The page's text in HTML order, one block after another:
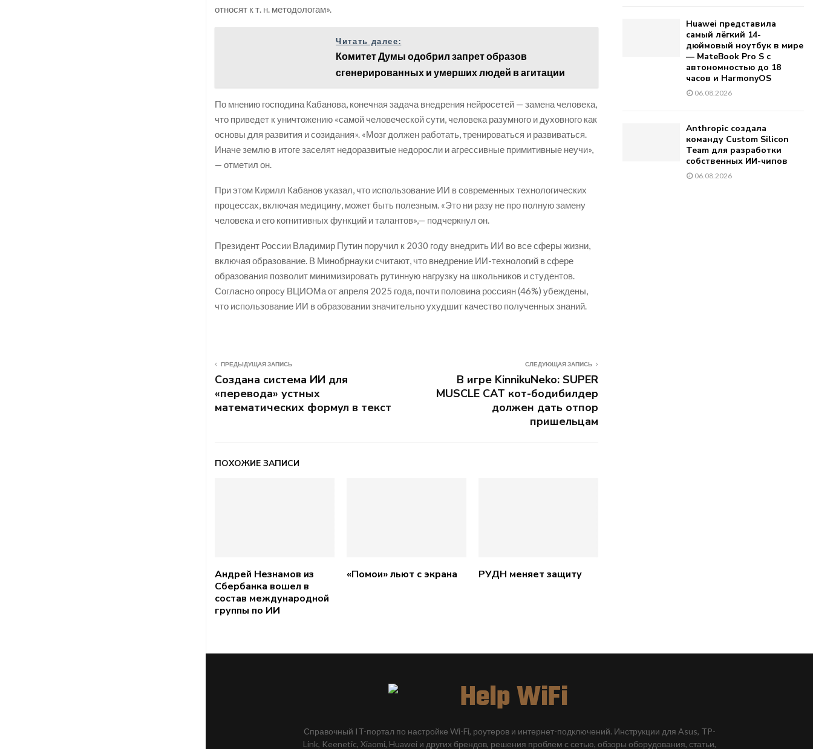
относят к т. н. методологам».
Читать далее:
Комитет Думы одобрил запрет образов
сгенерированных и умерших людей в агитации
По мнению господина Кабанова, конечная задача внедрения нейросетей — замена человека,
что приведет к уничтожению «самой человеческой сути, человека разумного и духовного как
основы для развития и созидания». «Мозг должен работать, тренироваться и развиваться.
Иначе землю в итоге заселят недоразвитые недоросли и агрессивные примитивные неучи»,
— отметил он.
При этом Кирилл Кабанов указал, что использование ИИ в современных технологических
процессах, включая медицину, может быть полезным. «Это ни разу не про полную замену
человека и его когнитивных функций и талантов»,— подчеркнул он.
Президент России Владимир Путин поручил к 2030 году внедрить ИИ во все сферы жизни,
включая образование. В Минобрнауки считают, что внедрение ИИ-технологий в сфере
образования позволит минимизировать рутинную нагрузку на школьников и студентов.
Согласно опросу ВЦИОМа от апреля 2025 года, почти половина россиян (46%) убеждены,
что использование ИИ в образовании значительно ухудшит качество полученных знаний.
ПРЕДЫДУЩАЯ ЗАПИСЬ
Создана система ИИ для
«перевода» устных
математических формул в текст
СЛЕДУЮЩАЯ ЗАПИСЬ
В игре KinnikuNeko: SUPER
MUSCLE CAT кот-бодибилдер
должен дать отпор
пришельцам
ПОХОЖИЕ ЗАПИСИ
Андрей Незнамов из
Сбербанка вошел в
состав международной
группы по ИИ
«Помои» льют с экрана РУДН меняет защиту
Huawei представила
самый лёгкий 14-
дюймовый ноутбук в мире
— MateBook Pro S с
автономностью до 18
часов и HarmonyOS
06.08.2026
Anthropic создала
команду Custom Silicon
Team для разработки
собственных ИИ-чипов
06.08.2026
Справочный IT-портал по настройке Wi-Fi, роутеров и интернет-подключений. Инструкции для Asus, TP-
Link, Keenetic, Xiaomi, Huawei и других брендов, решения проблем с сетью, обзоры оборудования, статьи,